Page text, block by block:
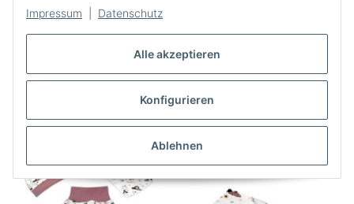
Alle akzeptieren
Konfigurieren
Ablehnen
Impressum Datenschutz
Leggings 3/4 oder lang
"Leopardenmuster"
Animalprint beige
"Leopardenmuster"
Animalprint beige